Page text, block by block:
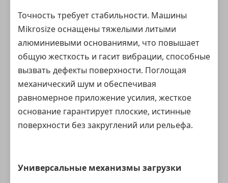
Точность требует стабильности. Машины
Mikrosize оснащены тяжелыми литыми
алюминиевыми основаниями, что повышает
общую жесткость и гасит вибрации, способные
вызвать дефекты поверхности. Поглощая
механический шум и обеспечивая
равномерное приложение усилия, жесткое
основание гарантирует плоские, истинные
поверхности без закруглений или рельефа.
Универсальные механизмы загрузки